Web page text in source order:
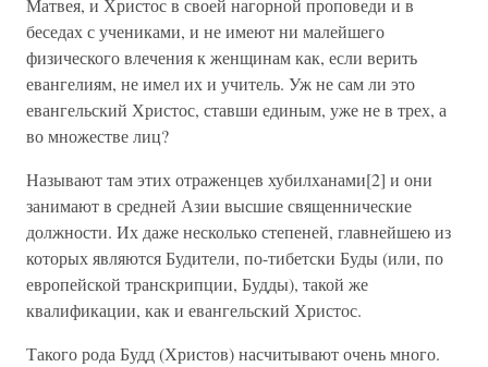
Матвея, и Христос в своей нагорной проповеди и в
беседах с учениками, и не имеют ни малейшего
физического влечения к женщинам как, если верить
евангелиям, не имел их и учитель. Уж не сам ли это
евангельский Христос, ставши единым, уже не в трех, а
во множестве лиц?
Называют там этих отраженцев хубилханами[2] и они
занимают в средней Азии высшие священнические
должности. Их даже несколько степеней, главнейшею из
которых являются Будители, по-тибетски Буды (или, по
европейской транскрипции, Будды), такой же
квалификации, как и евангельский Христос.
Такого рода Будд (Христов) насчитывают очень много.